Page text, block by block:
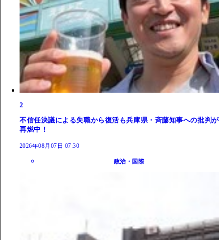
2
不信任決議による失職から復活も兵庫県・斉藤知事への批判が
再燃中！
2026年08月07日 07:30
政治・国際